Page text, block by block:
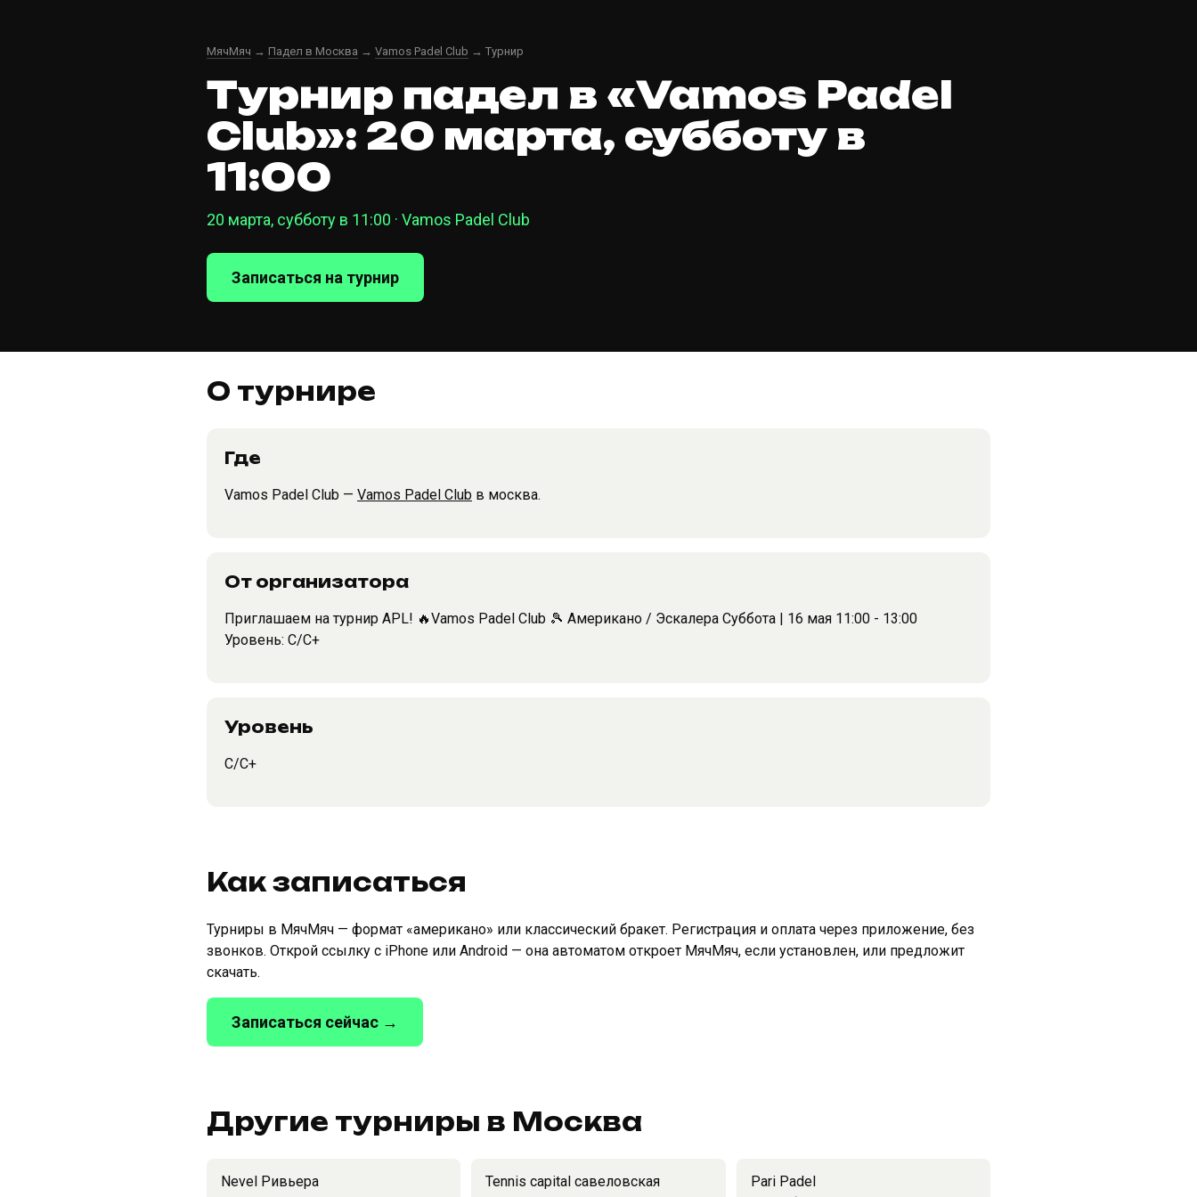
МячМяч → Падел в Москва → Vamos Padel Club → Турнир
Турнир падел в «Vamos Padel
Club»: 20 марта, субботу в
11:00
20 марта, субботу в 11:00 · Vamos Padel Club
Записаться на турнир
О турнире
Где
Vamos Padel Club — Vamos Padel Club в москва.
От организатора
Приглашаем на турнир APL! 🔥Vamos Padel Club 🎾 Американо / Эскалера Суббота | 16 мая 11:00 - 13:00
Уровень: C/C+
Уровень
C/C+
Как записаться
Турниры в МячМяч — формат «американо» или классический бракет. Регистрация и оплата через приложение, без
звонков. Открой ссылку с iPhone или Android — она автоматом откроет МячМяч, если установлен, или предложит
скачать.
Записаться сейчас →
Другие турниры в Москва
Nevel Ривьера Tennis capital савеловская Pari Padel